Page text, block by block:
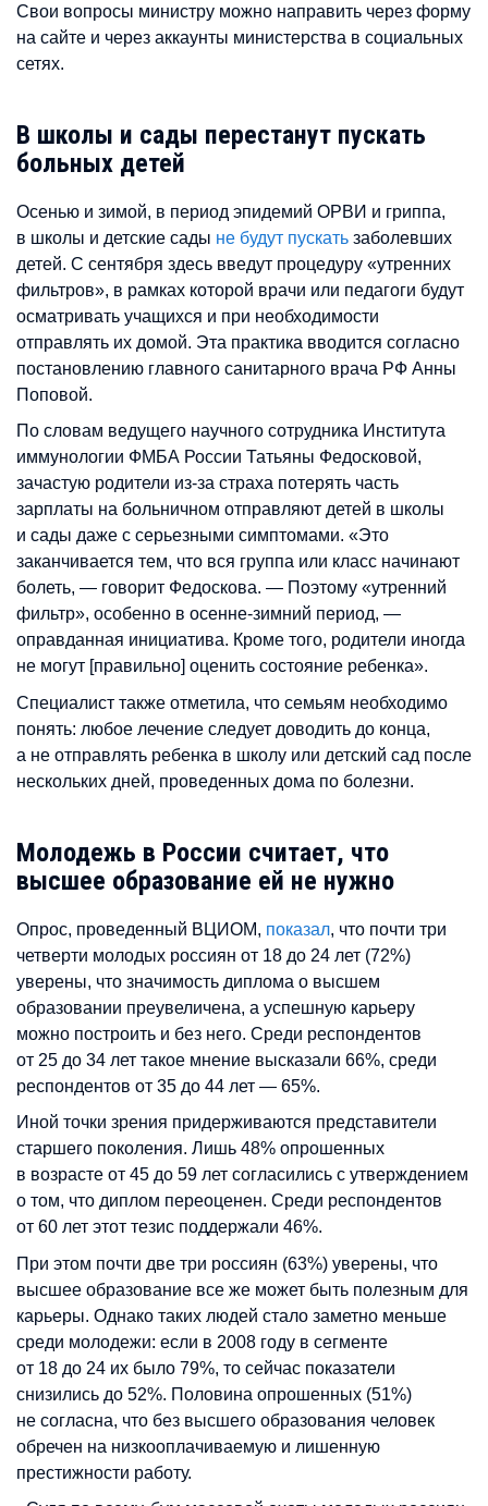
Свои вопросы министру можно направить через форму
на сайте и через аккаунты министерства в социальных
сетях.
В школы и сады перестанут пускать
больных детей
Осенью и зимой, в период эпидемий ОРВИ и гриппа,
в школы и детские сады не будут пускать заболевших
детей. С сентября здесь введут процедуру «утренних
фильтров», в рамках которой врачи или педагоги будут
осматривать учащихся и при необходимости
отправлять их домой. Эта практика вводится согласно
постановлению главного санитарного врача РФ Анны
Поповой.
По словам ведущего научного сотрудника Института
иммунологии ФМБА России Татьяны Федосковой,
зачастую родители из-за страха потерять часть
зарплаты на больничном отправляют детей в школы
и сады даже с серьезными симптомами. «Это
заканчивается тем, что вся группа или класс начинают
болеть, — говорит Федоскова. — Поэтому «утренний
фильтр», особенно в осенне-зимний период, —
оправданная инициатива. Кроме того, родители иногда
не могут [правильно] оценить состояние ребенка».
Специалист также отметила, что семьям необходимо
понять: любое лечение следует доводить до конца,
а не отправлять ребенка в школу или детский сад после
нескольких дней, проведенных дома по болезни.
Молодежь в России считает, что
высшее образование ей не нужно
Опрос, проведенный ВЦИОМ, показал, что почти три
четверти молодых россиян от 18 до 24 лет (72%)
уверены, что значимость диплома о высшем
образовании преувеличена, а успешную карьеру
можно построить и без него. Среди респондентов
от 25 до 34 лет такое мнение высказали 66%, среди
респондентов от 35 до 44 лет — 65%.
Иной точки зрения придерживаются представители
старшего поколения. Лишь 48% опрошенных
в возрасте от 45 до 59 лет согласились с утверждением
о том, что диплом переоценен. Среди респондентов
от 60 лет этот тезис поддержали 46%.
При этом почти две три россиян (63%) уверены, что
высшее образование все же может быть полезным для
карьеры. Однако таких людей стало заметно меньше
среди молодежи: если в 2008 году в сегменте
от 18 до 24 их было 79%, то сейчас показатели
снизились до 52%. Половина опрошенных (51%)
не согласна, что без высшего образования человек
обречен на низкооплачиваемую и лишенную
престижности работу.